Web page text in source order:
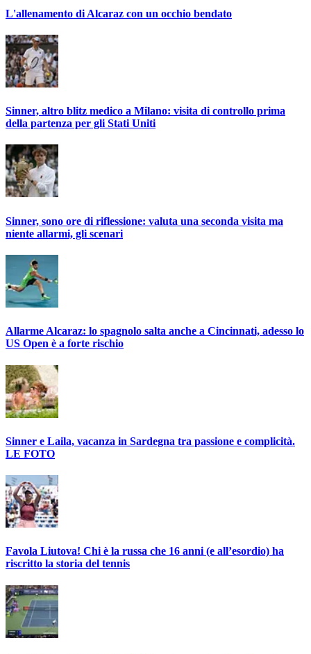
L'allenamento di Alcaraz con un occhio bendato
Sinner, altro blitz medico a Milano: visita di controllo prima
della partenza per gli Stati Uniti
Sinner, sono ore di riflessione: valuta una seconda visita ma
niente allarmi, gli scenari
Allarme Alcaraz: lo spagnolo salta anche a Cincinnati, adesso lo
US Open è a forte rischio
Sinner e Laila, vacanza in Sardegna tra passione e complicità.
LE FOTO
Favola Liutova! Chi è la russa che 16 anni (e all’esordio) ha
riscritto la storia del tennis